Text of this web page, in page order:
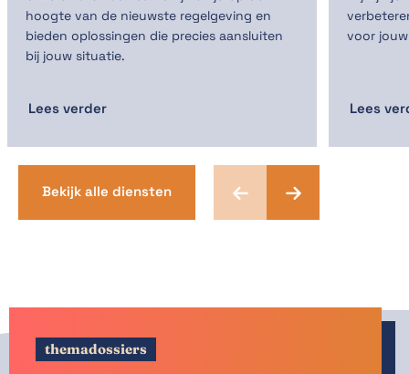
hoogte van de nieuwste regelgeving en
bieden oplossingen die precies aansluiten
bij jouw situatie.
Lees verder
voor
Lees
Bekijk alle diensten
themadossiers